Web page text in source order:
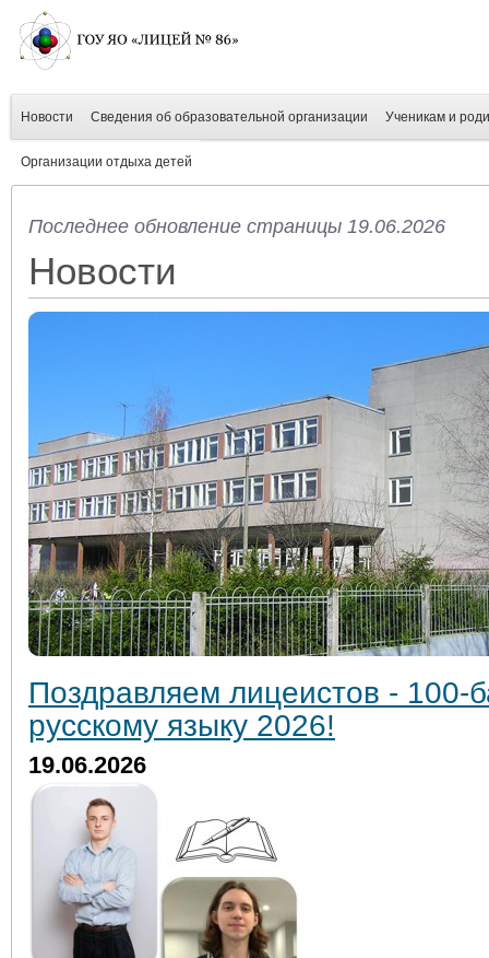
Новости Сведения об образовательной организации Ученикам и
Организации отдыха детей
Последнее обновление страницы 19.06.2026
Новости
Поздравляем лицеистов - 100-
русскому языку 2026!
19.06.2026